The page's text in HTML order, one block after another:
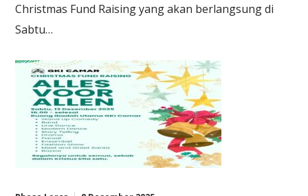
Christmas Fund Raising yang akan berlangsung di
Sabtu…